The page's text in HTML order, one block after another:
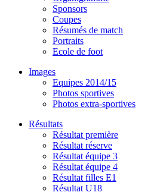
Sponsors
Coupes
Résumés de match
Portraits
Ecole de foot
Images
Equipes 2014/15
Photos sportives
Photos extra-sportives
Résultats
Résultat première
Résultat réserve
Résultat équipe 3
Résultat équipe 4
Résultat filles E1
Résultat U18